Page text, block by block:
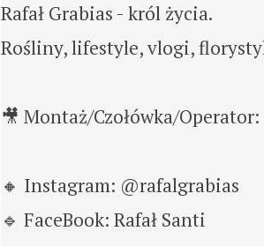
Rafał Grabias - król życia.
Rośliny, lifestyle, vlogi,
🎥 Montaż/Czołówka/
🔸 Instagram: @rafalgrabias
🔹 FaceBook: Rafał Santi